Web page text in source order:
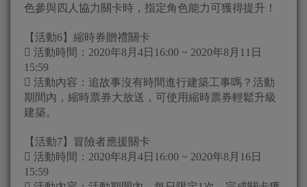
色參與四人協力關卡時，指定角色能力可獲得提升！
【活動6】縮時券贈禮關卡
 活動時間：2020年8月4日16:00 ~ 2020年8月11日
15:59
 活動內容：追故事沒有時間進行建築工事嗎？活動
期間內，縮時票券大放送，可使用縮時票券輕鬆升級
建築。
【活動7】冒險者應援關卡
 活動時間：2020年8月4日16:00 ~ 2020年8月16日
15:59